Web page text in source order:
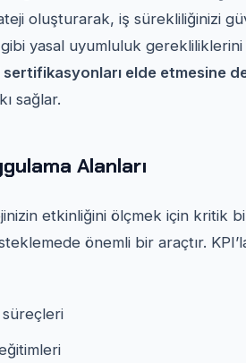
oluşturarak, iş sürekliliğinizi
yasal uyumluluk
elde etmesine
sağlar.
Alanları
etkinliğini ölçmek için kritik
önemli bir araçtır.
süreçleri